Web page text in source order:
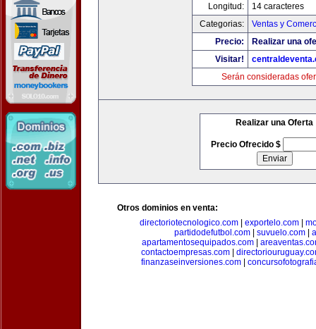
Longitud:
14 caracteres
Categorias:
Ventas y
Precio:
Realizar una
Visitar!
Serán consideradas
Realizar una Oferta
Precio Ofrecido $
Otros dominios en venta:
directoriotecnologico.com
exportelo.com
partidodefutbol.com| suvuelo.com|
apartamentosequipados.com|
contactoempresas.com
finanzaseinversiones.com